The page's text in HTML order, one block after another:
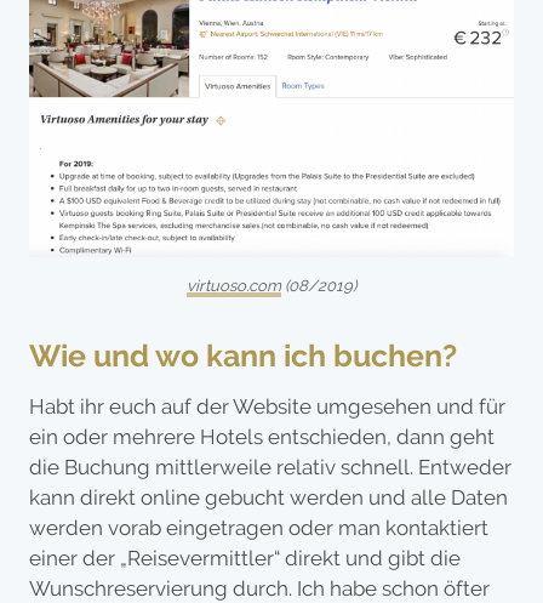
virtuoso.com(08/2019)
Wie und wo kann ich buchen?
Habt ihr euch auf der Website umgesehen und für
ein oder mehrere Hotels entschieden, dann geht
die Buchung mittlerweile relativ schnell. Entweder
kann direkt online gebucht werden und alle Daten
werden vorab eingetragen oder man kontaktiert
einer der „Reisevermittler“ direkt und gibt die
Wunschreservierung durch. Ich habe schon öfter